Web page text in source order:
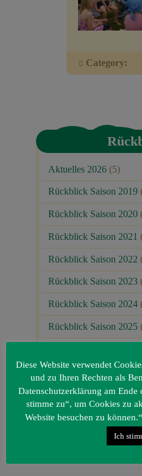
Veranstaltungen
Category:
Aktuelles 2026 (5)
Rückblick Saison 2019
Rückblick Saison 2020
Rückblick Saison 2021
Rückblick Saison 2022
Rückblick Saison 2023
Rückblick Saison 2024
Rückblick Saison 2025
Diese Website verwendet
und zu Ihren Rechten als
Datenschutzerklärung am
stimme zu“, um Cookies zu
Website besuchen zu können.“
Ich